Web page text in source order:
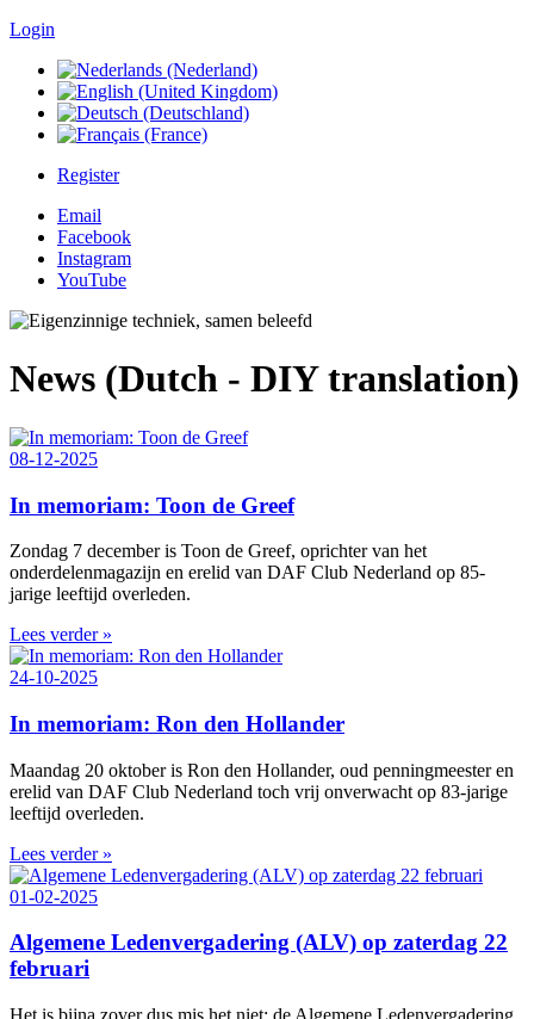
Login
Register
Email
Facebook
Instagram
YouTube
News (Dutch - DIY translation)
08-12-2025
In memoriam: Toon de Greef
Zondag 7 december is Toon de Greef, oprichter van het
onderdelenmagazijn en erelid van DAF Club Nederland op 85-
jarige leeftijd overleden.
Lees verder »
24-10-2025
In memoriam: Ron den Hollander
Maandag 20 oktober is Ron den Hollander, oud penningmeester en
erelid van DAF Club Nederland toch vrij onverwacht op 83-jarige
leeftijd overleden.
Lees verder »
01-02-2025
Algemene Ledenvergadering (ALV) op zaterdag 22
februari